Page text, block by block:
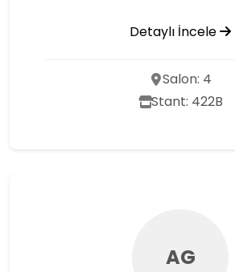
Detaylı İncele
Salon: 4
Stant: 422B
AG